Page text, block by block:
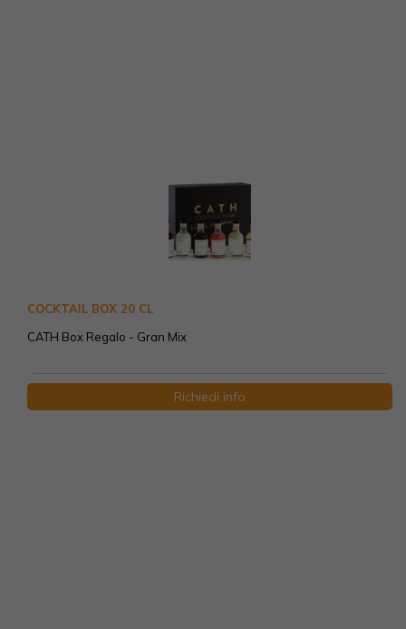
COCKTAIL BOX 20 CL
CATH Box Regalo - Gran Mix
Richiedi info